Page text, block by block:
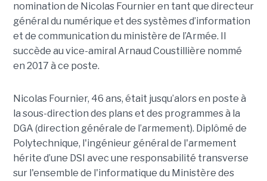
nomination de Nicolas Fournier en tant que directeur
général du numérique et des systèmes d’information
et de communication du ministère de l’Armée. Il
succède au vice-amiral Arnaud Coustillière nommé
en 2017 à ce poste.
Nicolas Fournier, 46 ans, était jusqu’alors en poste à
la sous-direction des plans et des programmes à la
DGA (direction générale de l’armement). Diplômé de
Polytechnique, l'ingénieur général de l'armement
hérite d’une DSI avec une responsabilité transverse
sur l'ensemble de l'informatique du Ministère des